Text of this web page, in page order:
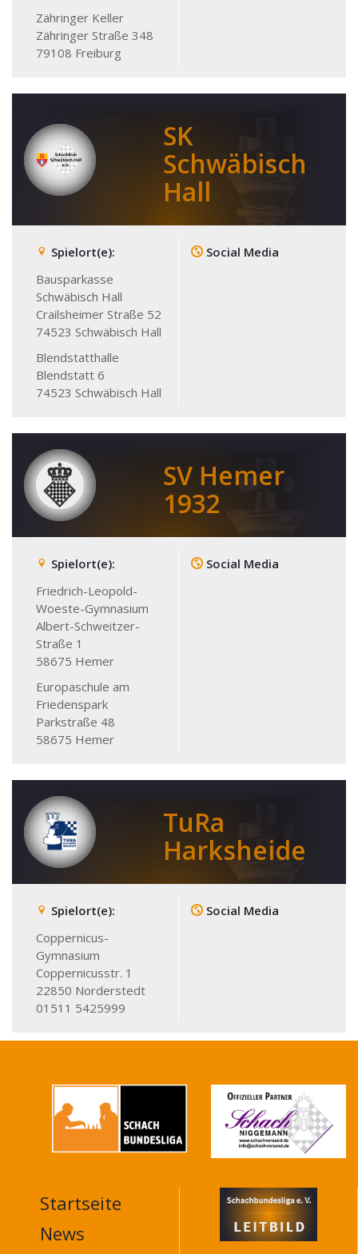
Zähringer Keller
Zähringer Straße 348
79108 Freiburg
SK
Schwäbisch
Hall
Spielort(e):
Bausparkasse
Schwäbisch Hall
Crailsheimer Straße 52
74523 Schwäbisch Hall
Blendstatthalle
Blendstatt 6
74523 Schwäbisch Hall
Social Media
SV Hemer
1932
Spielort(e):
Friedrich-Leopold-
Woeste-Gymnasium
Albert-Schweitzer-
Straße 1
58675 Hemer
Europaschule am
Friedenspark
Parkstraße 48
58675 Hemer
Social Media
TuRa
Harksheide
Spielort(e):
Coppernicus-
Gymnasium
Coppernicusstr. 1
22850 Norderstedt
01511 5425999
Social Media
MAIN
NAVIGATION
FOOTER
Startseite
News